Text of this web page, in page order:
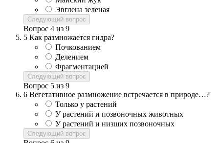
Эвглена зеленая
Следующий вопрос
Вопрос 4 из 9
5 Как размножается гидра?
Почкованием
Делением
Фрагментацией
Следующий вопрос
Вопрос 5 из 9
6 Вегетативное размножение встречается в природе…?
Только у растений
У растений и позвоночных животных
У растений и низших позвоночных
Следующий вопрос